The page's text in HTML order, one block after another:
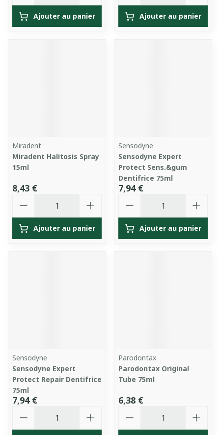
Ajouter au panier Ajouter au panier
Miradent
Miradent Halitosis Spray
15ml
8,43 €
Ajouter au panier
Sensodyne
Sensodyne Expert
Protect Sens.&gum
Dentifrice 75ml
7,94 €
Ajouter au panier
Sensodyne
Sensodyne Expert
Protect Repair Dentifrice
75ml
7,94 €
Parodontax
Parodontax Original
Tube 75ml
6,38 €